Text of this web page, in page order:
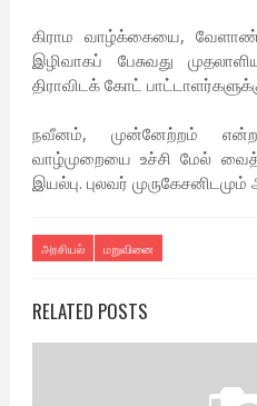
கிராம வாழ்க்கையை,
இழிவாகப் பேசுவது
திராவிடக் கோட்
நவீனம், முன்னேற்றம் என்ற
வாழ்முறையை உச்சி மேல்
இயல்பு. புலவர் முருகேசனிடமும்
அரசியல் மறுவினை
RELATED POSTS